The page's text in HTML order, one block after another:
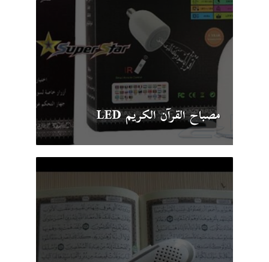
مصباح القرآن الكريم LED